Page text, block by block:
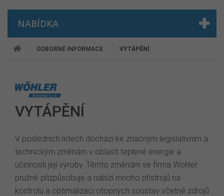
NABÍDKA
ODBORNÉ INFORMACE VYTÁPĚNÍ
VYTÁPĚNÍ
V posledních letech dochází ke značným legislativním a
technickým změnám v oblasti teplené energie a
účinnosti její výroby. Těmto změnám se firma Wöhler
pružně přizpůsobuje a nabízí mnoho přístrojů na
kontrolu a optimalizaci otopných soustav včetně zdrojů